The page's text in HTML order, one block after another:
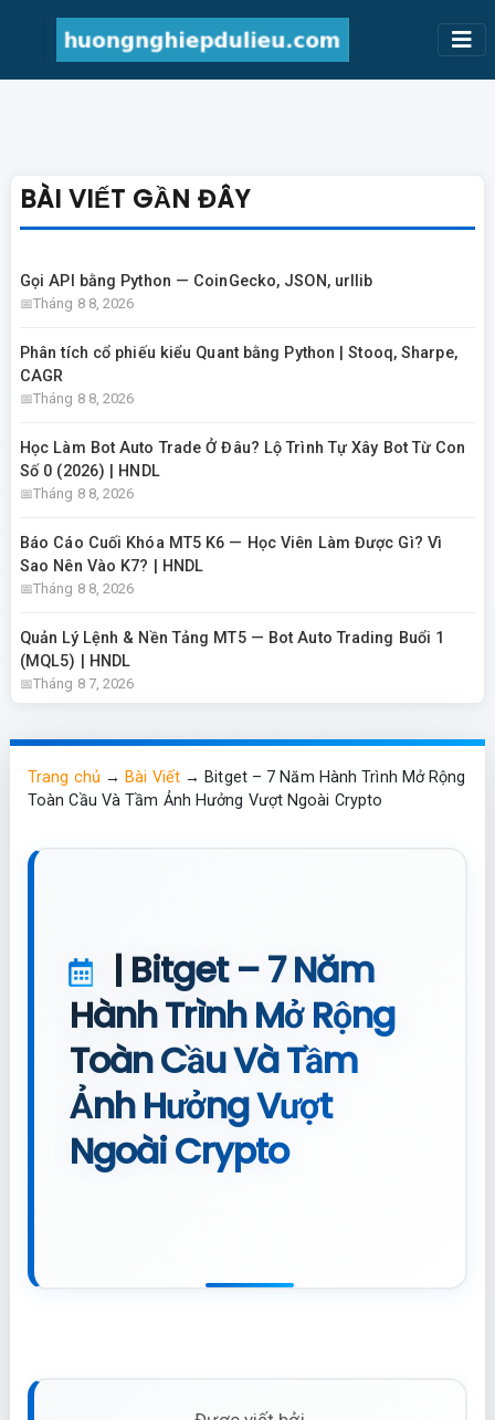
BÀI VIẾT GẦN ĐÂY
Gọi API bằng Python — CoinGecko, JSON, urllib
Tháng 8 8, 2026
Phân tích cổ phiếu kiểu Quant bằng Python | Stooq, Sharpe,
CAGR
Tháng 8 8, 2026
Học Làm Bot Auto Trade Ở Đâu? Lộ Trình Tự Xây Bot Từ Con
Số 0 (2026) | HNDL
Tháng 8 8, 2026
Báo Cáo Cuối Khóa MT5 K6 — Học Viên Làm Được Gì? Vì
Sao Nên Vào K7? | HNDL
Tháng 8 8, 2026
Quản Lý Lệnh & Nền Tảng MT5 — Bot Auto Trading Buổi 1
(MQL5) | HNDL
Tháng 8 7, 2026
Trang chủ →Bài Viết→Bitget – 7 Năm Hành Trình Mở Rộng
Toàn Cầu Và Tầm Ảnh Hưởng Vượt Ngoài Crypto
| Bitget – 7 Năm
Hành Trình Mở Rộng
Toàn Cầu Và Tầm
Ảnh Hưởng Vượt
Ngoài Crypto